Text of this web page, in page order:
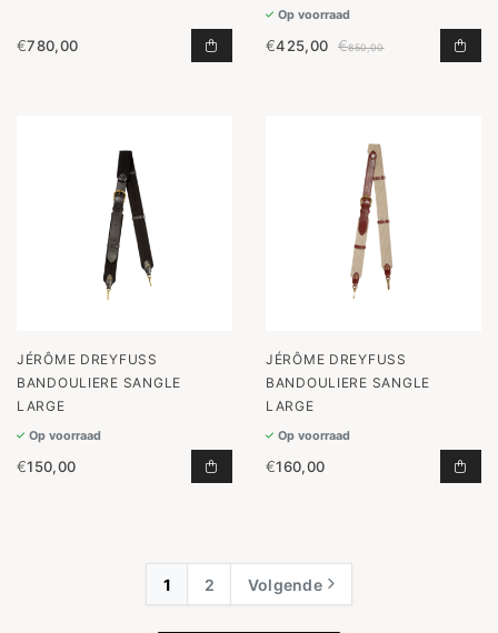
€780,00 BILLY M TOEVOEGEN AAN
Op voorraad
€425,00 €850,00
JÉRÔME DREYFUSS
BANDOULIERE SANGLE
LARGE
Op voorraad
€150,00 BANDOULIERE SANGLE LARGE
JÉRÔME DREYFUSS
BANDOULIERE SANGLE
LARGE
Op voorraad
€160,00
1 2 Volgende